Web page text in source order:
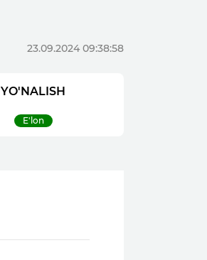
23.09.2024 09:38:58
YO'NALISH
E'lon